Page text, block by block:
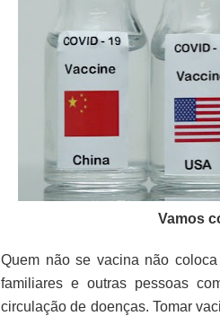
Vamos
Quem não se vacina não
familiares e outras pessoas
circulação de doenças. Tomar